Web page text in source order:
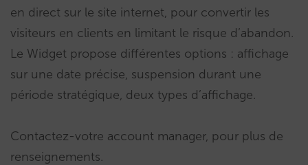
en direct sur le site internet, pour convertir les
visiteurs en clients en limitant le risque d’abandon.
Le Widget propose différentes options : affichage
sur une date précise, suspension durant une
période stratégique, deux types d’affichage.
Contactez-votre account manager, pour plus de
renseignements.